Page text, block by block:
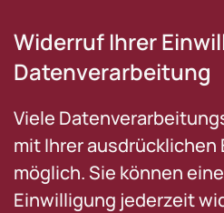
Widerruf Ihrer
Datenverarbeitung
Viele
mit Ihrer ausdrücklichen
möglich. Sie können
Einwilligung jederzeit